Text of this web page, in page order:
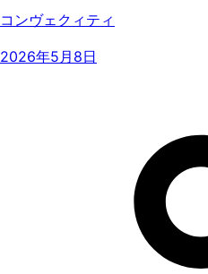
コンヴェクィティ
2026年5月8日